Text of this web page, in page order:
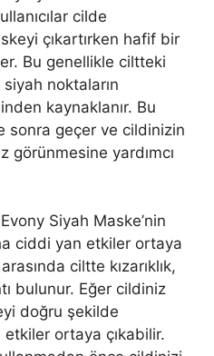
cilde
çıkartırken hafif bir
Bu genellikle ciltteki
noktaların
kaynaklanır. Bu
sonra geçer ve cildinizin
görünmesine yardımcı
Siyah Maske’nin
ciddi yan etkiler ortaya
ciltte kızarıklık,
bulunur. Eğer cildiniz
doğru şekilde
ortaya çıkabilir.